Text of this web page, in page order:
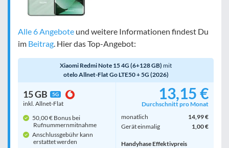
Alle 6 Angebote und weitere Informationen findest Du
im Beitrag . Hier das Top-Angebot:
Xiaomi Redmi Note 15 4G (6+128 GB) mit
otelo Allnet-Flat Go LTE50 + 5G (2026)
15 GB 5G
inkl. Allnet-Flat
50,00 € Bonus bei
Rufnummern­mitnahme
Anschlussgebühr kann
erstattet werden
13,15 €
Durchschnitt pro Monat
monatlich
14,99 €
Gerät einmalig
1,00 €
Handyhase Effektivpreis